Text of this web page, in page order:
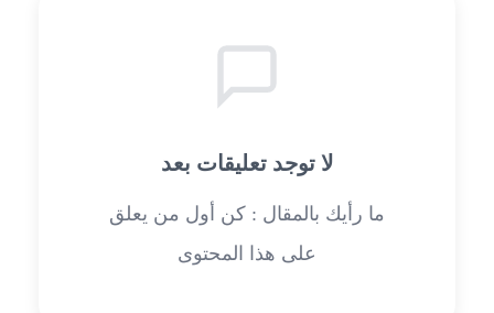
لا توجد تعليقات بعد
ما رأيك بالمقال : كن أول من يعلق
على هذا المحتوى